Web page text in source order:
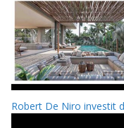
Robert De Niro investit